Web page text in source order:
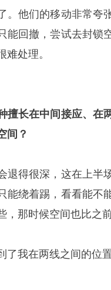
。他们的移动非常夸
能回撤，尝试去封锁
难处理。
擅长在中间接应、在
间？
退得很深，这在上半
能绕着踢，看看能不
，那时候空间也比之
了我在两线之间的位